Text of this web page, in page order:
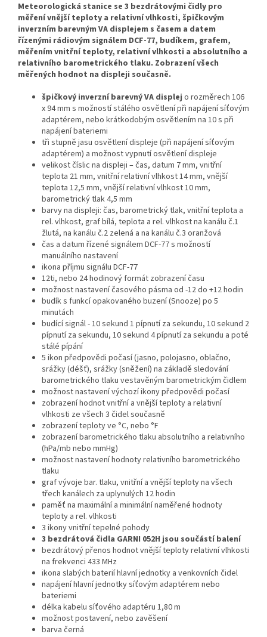
Meteorologická stanice se 3 bezdrátovými čidly pro
měření vnější teploty a relativní vlhkosti, špičkovým
inverzním barevným VA displejem s časem a datem
řízenými rádiovým signálem DCF-77, budíkem, grafem,
měřením vnitřní teploty, relativní vlhkosti a absolutního a
relativního barometrického tlaku. Zobrazení všech
měřených hodnot na displeji současně.
špičkový inverzní barevný VA displej o rozměrech 106
x 94 mm s možností stálého osvětlení při napájení síťovým
adaptérem, nebo krátkodobým osvětlením na 10 s při
napájení bateriemi
tři stupně jasu osvětlení displeje (při napájení síťovým
adaptérem) a možnost vypnutí osvětlení displeje
velikost číslic na displeji – čas, datum 7 mm, vnitřní
teplota 21 mm, vnitřní relativní vlhkost 14 mm, vnější
teplota 12,5 mm, vnější relativní vlhkost 10 mm,
barometrický tlak 4,5 mm
barvy na displeji: čas, barometrický tlak, vnitřní teplota a
rel. vlhkost, graf bílá, teplota a rel. vlhkost na kanálu č.1
žlutá, na kanálu č.2 zelená a na kanálu č.3 oranžová
čas a datum řízené signálem DCF-77 s možností
manuálního nastavení
ikona příjmu signálu DCF-77
12ti, nebo 24 hodinový formát zobrazení času
možnost nastavení časového pásma od -12 do +12 hodin
budík s funkcí opakovaného buzení (Snooze) po 5
minutách
budící signál - 10 sekund 1 pípnutí za sekundu, 10 sekund 2
pípnutí za sekundu, 10 sekund 4 pípnutí za sekundu a poté
stálé pípání
5 ikon předpovědi počasí (jasno, polojasno, oblačno,
srážky (déšť), srážky (sněžení) na základě sledování
barometrického tlaku vestavěným barometrickým čidlem
možnost nastavení výchozí ikony předpovědi počasí
zobrazení hodnot vnitřní a vnější teploty a relativní
vlhkosti ze všech 3 čidel současně
zobrazení teploty ve °C, nebo °F
zobrazení barometrického tlaku absolutního a relativního
(hPa/mb nebo mmHg)
možnost nastavení hodnoty relativního barometrického
tlaku
graf vývoje bar. tlaku, vnitřní a vnější teploty na všech
třech kanálech za uplynulých 12 hodin
paměť na maximální a minimální naměřené hodnoty
teploty a rel. vlhkosti
3 ikony vnitřní tepelné pohody
3 bezdrátová čidla GARNI 052H jsou součástí balení
bezdrátový přenos hodnot vnější teploty relativní vlhkosti
na frekvenci 433 MHz
ikona slabých baterií hlavní jednotky a venkovních čidel
napájení hlavní jednotky síťovým adaptérem nebo
bateriemi
délka kabelu síťového adaptéru 1,80 m
možnost postavení, nebo zavěšení
barva černá